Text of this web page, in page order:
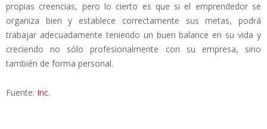
propias creencias, pero lo cierto es que si el emprendedor se
organiza bien y establece correctamente sus metas, podrá
trabajar adecuadamente teniendo un buen balance en su vida y
creciendo no sólo profesionalmente con su empresa, sino
también de forma personal.
Fuente: Inc.